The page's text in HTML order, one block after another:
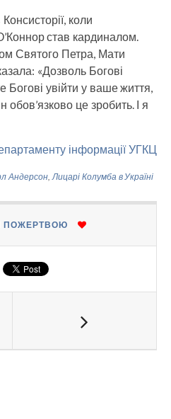
коли
став кардиналом.
Святого Петра, Мати
«Дозволь Богові
Богові увійти у ваше життя,
обов’язково це зробить. І я
інформації УГКЦ
Андерсон,Лицарі Колумба в Україні
ПОЖЕРТВОЮ